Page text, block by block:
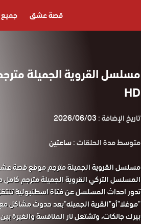
قصة عشق
مسلسل القروية الجميلة
HD
تاريخ الإضافة :2026/06/03
متوسط مدة الحلقات :ساعتين
مسلسل القروية الجميلة مترجم موقع قصة
المسلسل التركي القروية الجميلة مترجم
تدور احداث المسلسل عن فتاة اسطنبولية
"موغلا"أو"القرية الجميله"بعد حدوث
بيرك جانكات، وتشتعل نار المنافسة والغيرة